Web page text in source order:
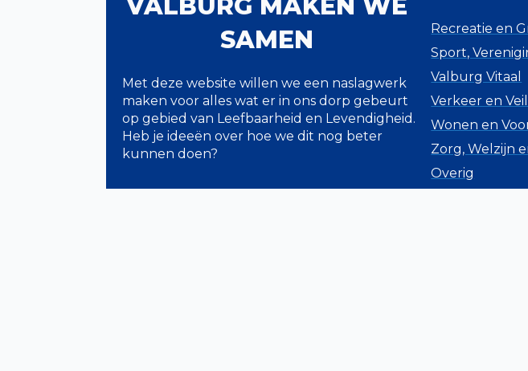
SAMEN
Met deze website willen we een naslagwerk
maken voor alles wat er in ons dorp gebeurt
op gebied van Leefbaarheid en Levendigheid.
Heb je ideeën over hoe we dit nog beter
kunnen doen?
Recreatie en
Sport,
Valburg Vitaal
Verkeer en
Wonen en
Zorg, Welzijn
Overig